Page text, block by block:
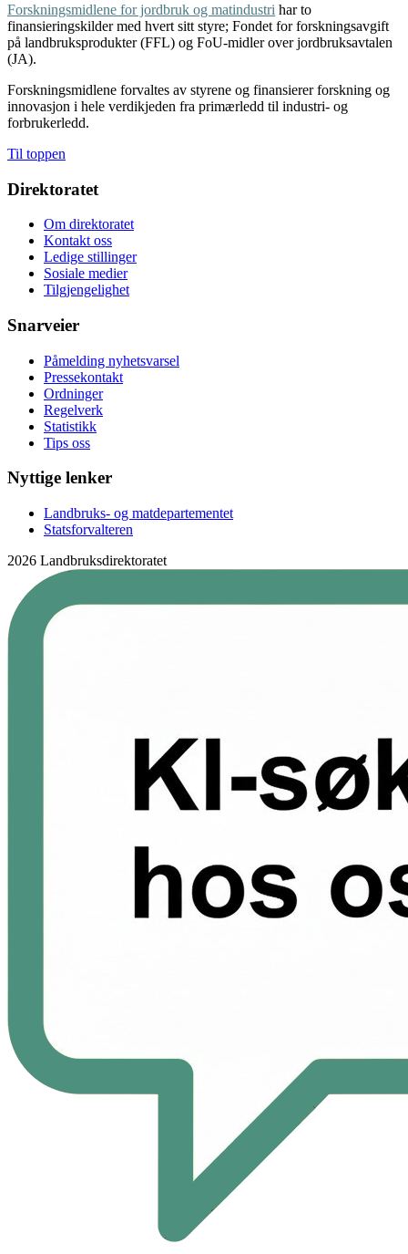
Forskningsmidlene for jordbruk og matindustri har to
finansieringskilder med hvert sitt styre; Fondet for forskningsavgift
på landbruksprodukter (FFL) og FoU-midler over jordbruksavtalen
(JA).
Forskningsmidlene forvaltes av styrene og finansierer forskning og
innovasjon i hele verdikjeden fra primærledd til industri- og
forbrukerledd.
Til toppen
Direktoratet
Om direktoratet
Kontakt oss
Ledige stillinger
Sosiale medier
Tilgjengelighet
Snarveier
Påmelding nyhetsvarsel
Pressekontakt
Ordninger
Regelverk
Statistikk
Tips oss
Nyttige lenker
Landbruks- og matdepartementet
Statsforvalteren
2026 Landbruksdirektoratet